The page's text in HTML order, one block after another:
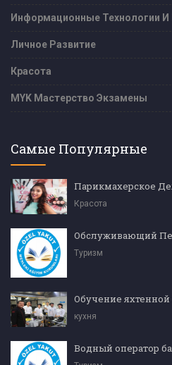
Информационные Технологии
Личное Развитие
Красота
MYK Мастерство Экзамены
Самые Популярные
Парикмахерское
Красота
Обслуживающий
Туризм
Обучение яхтенной
кухня
Водный оператор